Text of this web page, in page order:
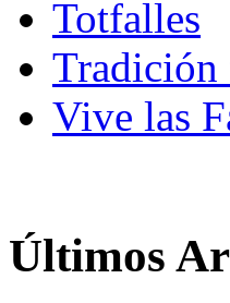
Totfalles
Tradición
Vive las
Últimos